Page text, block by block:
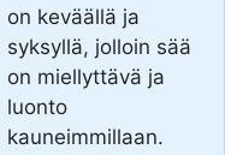
on keväällä ja
syksyllä, jolloin sää
on miellyttävä ja
luonto
kauneimmillaan.